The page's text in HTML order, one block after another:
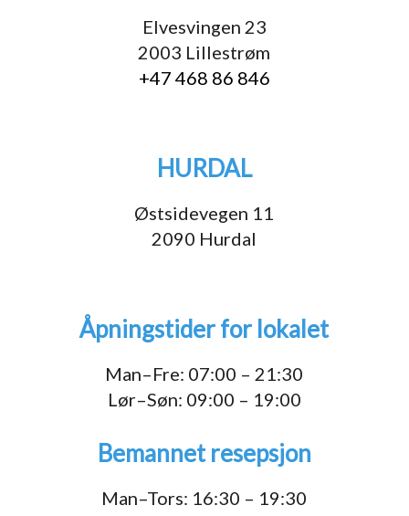
Elvesvingen 23
2003 Lillestrøm
+47 468 86 846
HURDAL
Østsidevegen 11
2090 Hurdal
Åpningstider for lokalet
Man–Fre: 07:00 – 21:30
Lør–Søn: 09:00 – 19:00
Bemannet resepsjon
Man–Tors: 16:30 – 19:30